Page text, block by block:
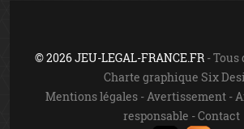
© 2026 JEU-LEGAL-FRANCE.FR- Tous
Charte graphique Six
Mentions légales- Avertissement-
responsable -Contact